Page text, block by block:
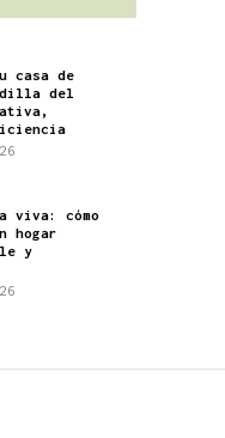
casa de
del
viva: cómo
hogar
y